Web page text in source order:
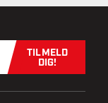
Tilmeld dig
TILMELD
DIG!